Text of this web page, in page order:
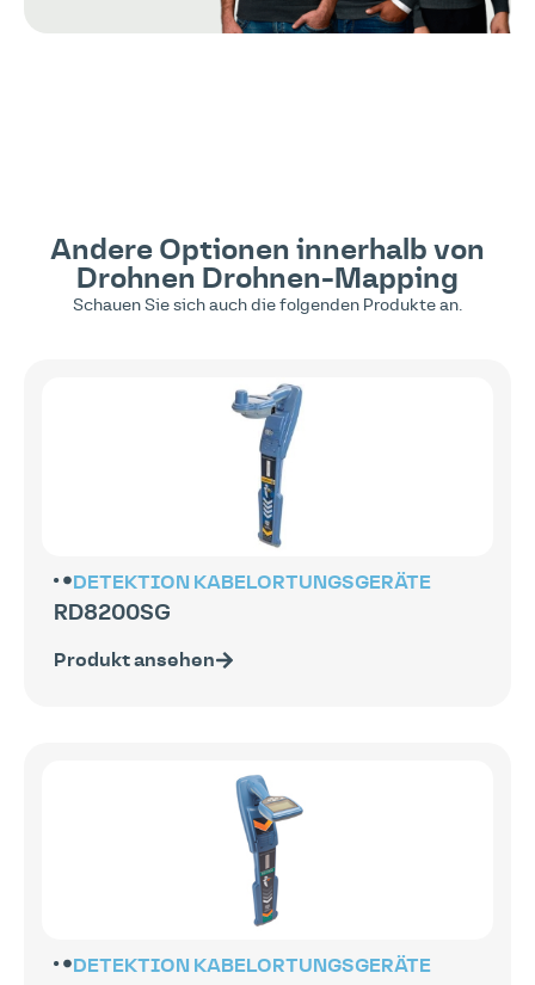
Andere Optionen innerhalb von
Drohnen Drohnen-Mapping
Schauen Sie sich auch die folgenden Produkte an.
DETEKTION KABELORTUNGSGERÄTE
RD8200SG
Produkt ansehen
DETEKTION KABELORTUNGSGERÄTE